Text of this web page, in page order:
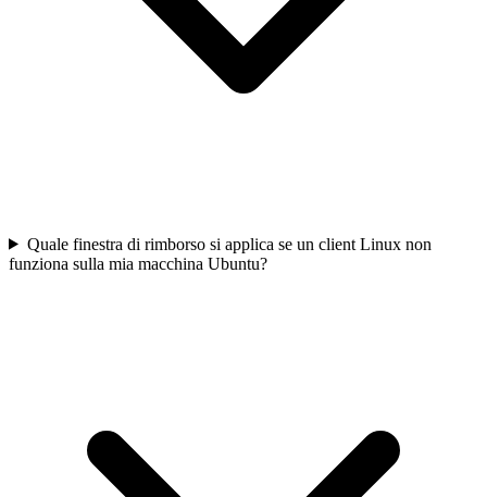
Quale finestra di rimborso si applica se un client Linux non
funziona sulla mia macchina Ubuntu?